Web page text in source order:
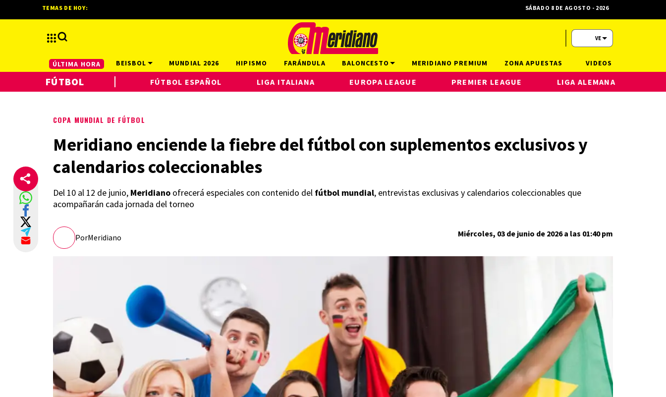
COPA MUNDIAL DE FÚTBOL
Meridiano enciende la fiebre del fútbol con suplementos exclusivos y
calendarios coleccionables
Del 10 al 12 de junio, Meridiano ofrecerá especiales con contenido del fútbol mundial, entrevistas exclusivas y calendarios coleccionables que
acompañarán cada jornada del torneo
PorMeridiano Miércoles, 03 de junio de 2026 a las 01:40 pm
TEMAS DE HOY: SÁBADO 8 DE AGOSTO - 2026
VE
ÚLTIMA HORA BEISBOL MUNDIAL 2026 HIPISMO FARÁNDULA BALONCESTO MERIDIANO PREMIUM ZONA APUESTAS
FÚTBOL FÚTBOL ESPAÑOL LIGA ITALIANA EUROPA LEAGUE PREMIER LEAGUE LIGA ALEMANA
VIDEOS